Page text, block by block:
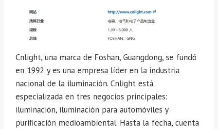
Cnlight, una marca de Foshan, Guangdong, se fundó
en 1992 y es una empresa líder en la industria
nacional de la iluminación. Cnlight está
especializada en tres negocios principales:
iluminación, iluminación para automóviles y
purificación medioambiental. Hasta la fecha, cuenta